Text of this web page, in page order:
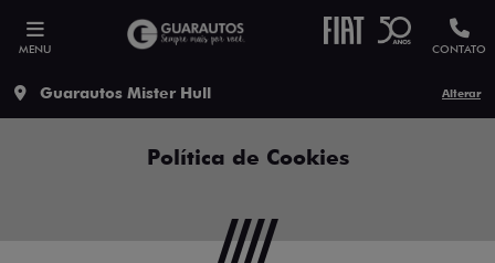
MENU CONTATO
Guarautos Mister Hull Alterar
Política de Cookies